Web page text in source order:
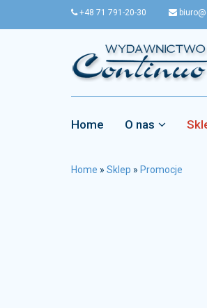
+48 71 791-20-30
Home O nas
Home » Sklep » Promocje